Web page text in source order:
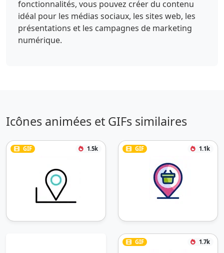
fonctionnalités, vous pouvez créer du contenu
idéal pour les médias sociaux, les sites web, les
présentations et les campagnes de marketing
numérique.
Icônes animées et GIFs similaires
GIF 1.5k GIF 1.1k
GIF 1.7k